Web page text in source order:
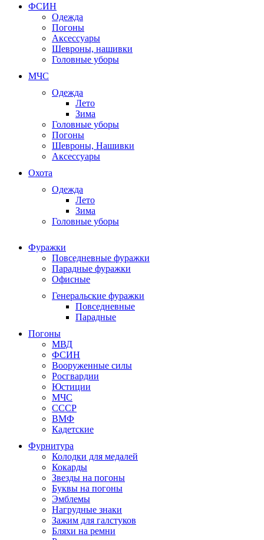
ФСИН
Одежда
Погоны
Аксессуары
Шевроны, нашивки
Головные уборы
МЧС
Одежда
Лето
Зима
Головные уборы
Погоны
Шевроны, Нашивки
Аксессуары
Охота
Одежда
Лето
Зима
Головные уборы
Фуражки
Повседневные фуражки
Парадные фуражки
Офисные
Генеральские фуражки
Повседневные
Парадные
Погоны
МВД
ФСИН
Вооруженные силы
Росгвардии
Юстиции
МЧС
СССР
ВМФ
Кадетские
Фурнитура
Колодки для медалей
Кокарды
Звезды на погоны
Буквы на погоны
Эмблемы
Нагрудные знаки
Зажим для галстуков
Бляхи на ремни